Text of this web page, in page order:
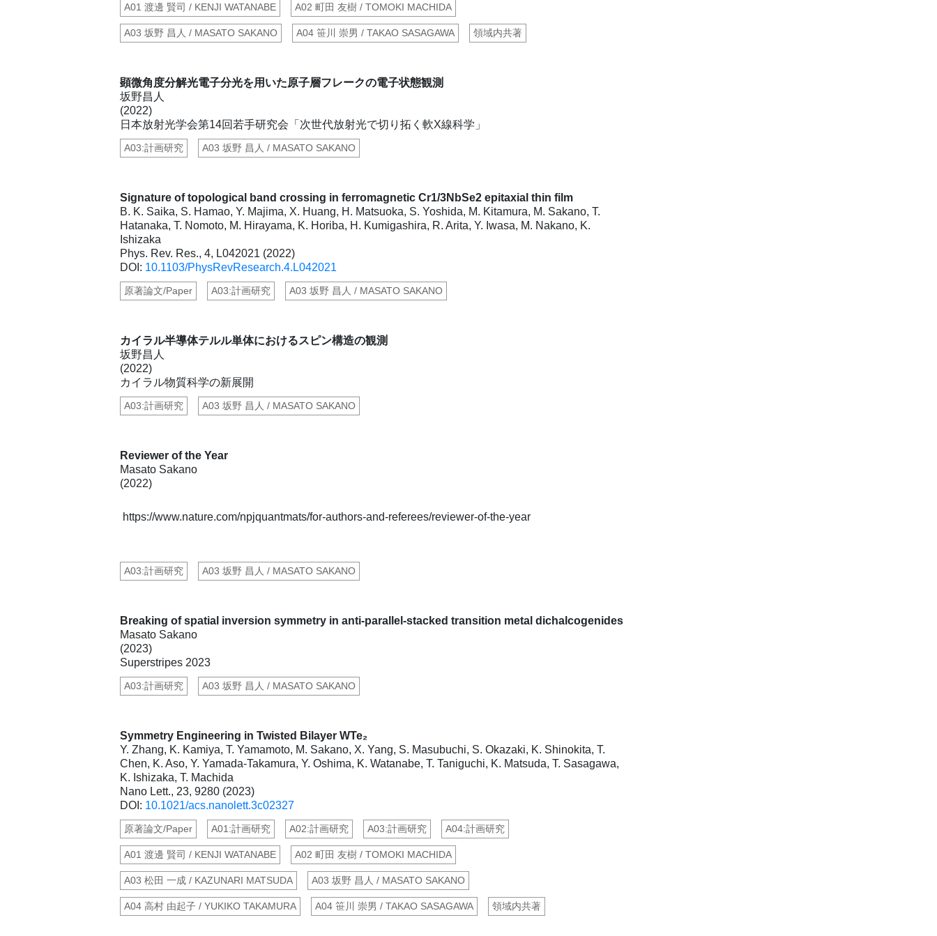
A01 渡邊 賢司 / KENJI WATANABE A02 町田 友樹 / TOMOKI MACHIDA
A03 坂野 昌人 / MASATO SAKANO A04 笹川 崇男 / TAKAO SASAGAWA 領域内共著
顕微角度分解光電子分光を用いた原子層フレークの電子状態観測
坂野昌人
(2022)
日本放射光学会第14回若手研究会「次世代放射光で切り拓く軟X線科学」
A03:計画研究 A03 坂野 昌人 / MASATO SAKANO
Signature of topological band crossing in ferromagnetic Cr1/3NbSe2 epitaxial thin film
B. K. Saika, S. Hamao, Y. Majima, X. Huang, H. Matsuoka, S. Yoshida, M. Kitamura, M. Sakano, T.
Hatanaka, T. Nomoto, M. Hirayama, K. Horiba, H. Kumigashira, R. Arita, Y. Iwasa, M. Nakano, K.
Ishizaka
Phys. Rev. Res., 4, L042021 (2022)
DOI: 10.1103/PhysRevResearch.4.L042021
原著論文/Paper A03:計画研究 A03 坂野 昌人 / MASATO SAKANO
カイラル半導体テルル単体におけるスピン構造の観測
坂野昌人
(2022)
カイラル物質科学の新展開
A03:計画研究 A03 坂野 昌人 / MASATO SAKANO
Reviewer of the Year
Masato Sakano
(2022)
https://www.nature.com/npjquantmats/for-authors-and-referees/reviewer-of-the-year
A03:計画研究 A03 坂野 昌人 / MASATO SAKANO
Breaking of spatial inversion symmetry in anti-parallel-stacked transition metal dichalcogenides
Masato Sakano
(2023)
Superstripes 2023
A03:計画研究 A03 坂野 昌人 / MASATO SAKANO
Symmetry Engineering in Twisted Bilayer WTe₂
Y. Zhang, K. Kamiya, T. Yamamoto, M. Sakano, X. Yang, S. Masubuchi, S. Okazaki, K. Shinokita, T.
Chen, K. Aso, Y. Yamada-Takamura, Y. Oshima, K. Watanabe, T. Taniguchi, K. Matsuda, T. Sasagawa,
K. Ishizaka, T. Machida
Nano Lett., 23, 9280 (2023)
DOI: 10.1021/acs.nanolett.3c02327
原著論文/Paper A01:計画研究 A02:計画研究 A03:計画研究 A04:計画研究
A01 渡邊 賢司 / KENJI WATANABE A02 町田 友樹 / TOMOKI MACHIDA
A03 松田 一成 / KAZUNARI MATSUDA A03 坂野 昌人 / MASATO SAKANO
A04 高村 由起子 / YUKIKO TAKAMURA A04 笹川 崇男 / TAKAO SASAGAWA 領域内共著